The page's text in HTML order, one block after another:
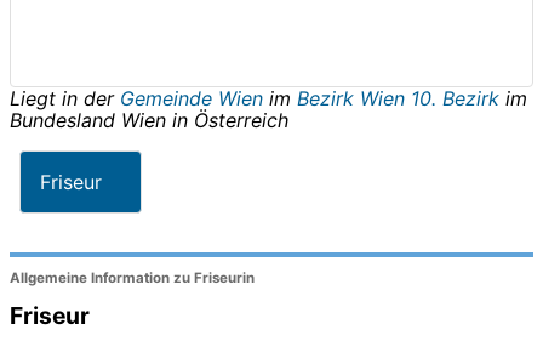
Liegt in der Gemeinde Wien im Bezirk Wien 10. Bezirk im
Bundesland Wien in Österreich
Friseur
Allgemeine Information zu Friseurin
Friseur